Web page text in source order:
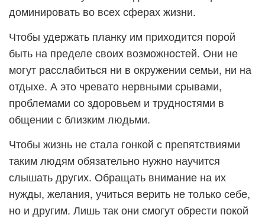
доминировать во всех сферах жизни.
Чтобы удержать планку им приходится порой
быть на пределе своих возможностей. Они не
могут расслабиться ни в окружении семьи, ни на
отдыхе. А это чревато нервными срывами,
проблемами со здоровьем и трудностями в
общении с близким людьми.
Чтобы жизнь не стала гонкой с препятствиями
таким людям обязательно нужно научится
слышать других. Обращать внимание на их
нужды, желания, учиться верить не только себе,
но и другим. Лишь так они смогут обрести покой